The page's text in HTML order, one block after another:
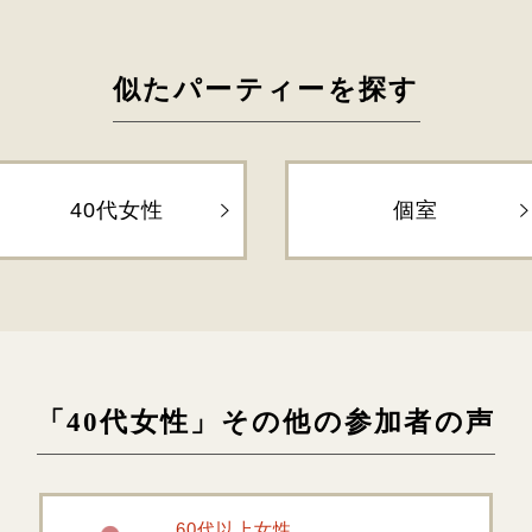
似たパーティーを探す
40代女性 個室
「40代女性」その他の参加者の声